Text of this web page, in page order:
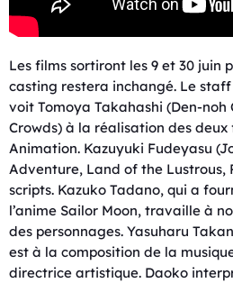
Les films sortiront les 9 et 30 juin
casting restera inchangé. Le
voit Tomoya Takahashi (Den-noh
Crowds) à la réalisation des deux
Animation. Kazuyuki Fudeyasu
Adventure, Land of the Lustrous,
scripts. Kazuko Tadano, qui a
l’anime Sailor Moon, travaille à
des personnages. Yasuharu
est à la composition de la
directrice artistique. Daoko